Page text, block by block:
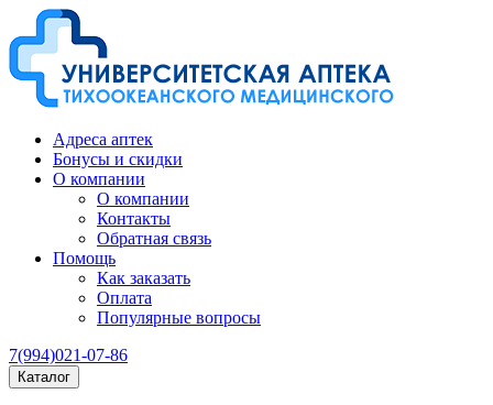
Адреса аптек
Бонусы и скидки
О компании
О компании
Контакты
Обратная связь
Помощь
Как заказать
Оплата
Популярные вопросы
7(994)021-07-86
Каталог